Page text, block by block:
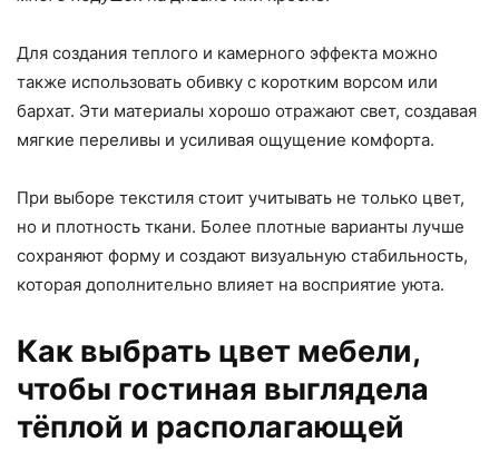
Для создания теплого и камерного эффекта можно
также использовать обивку с коротким ворсом или
бархат. Эти материалы хорошо отражают свет, создавая
мягкие переливы и усиливая ощущение комфорта.
При выборе текстиля стоит учитывать не только цвет,
но и плотность ткани. Более плотные варианты лучше
сохраняют форму и создают визуальную стабильность,
которая дополнительно влияет на восприятие уюта.
Как выбрать цвет мебели,
чтобы гостиная выглядела
тёплой и располагающей